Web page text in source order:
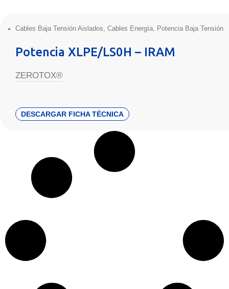
Cables Baja Tensión Aislados, Cables Energía, Potencia Baja Tensión
Potencia XLPE/LS0H – IRAM
ZEROTOX®
DESCARGAR FICHA TÉCNICA